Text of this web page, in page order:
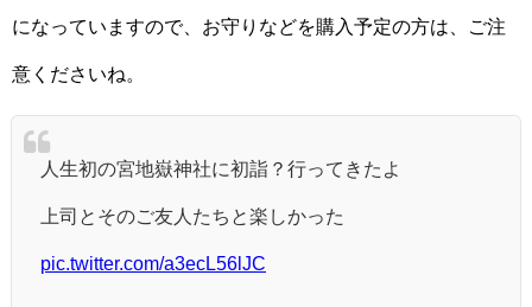
になっていますので、お守りなどを購入予定の方は、ご注
意くださいね。
人生初の宮地嶽神社に初詣？行ってきたよ
上司とそのご友人たちと楽しかった
pic.twitter.com/a3ecL56lJC